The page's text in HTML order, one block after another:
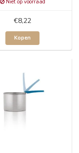
Niet op voorraad
€8,22
Kopen